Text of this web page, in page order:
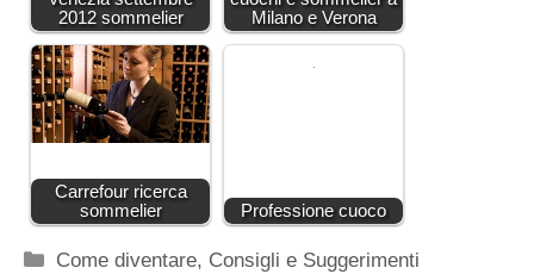
2012 sommelier
Milano e Verona
Carrefour ricerca
sommelier
Professione cuoco
Categorie
Come diventare, Consigli e Suggerimenti